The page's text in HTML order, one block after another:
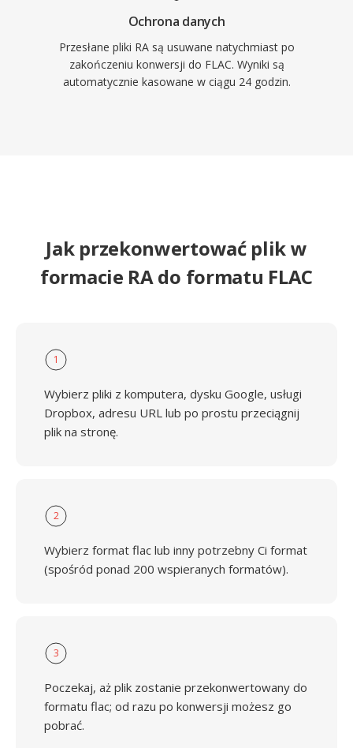
Ochrona danych
Przesłane pliki RA są usuwane natychmiast po
zakończeniu konwersji do FLAC. Wyniki są
automatycznie kasowane w ciągu 24 godzin.
Jak przekonwertować plik w
formacie RA do formatu FLAC
1
Wybierz pliki z komputera, dysku Google, usługi
Dropbox, adresu URL lub po prostu przeciągnij
plik na stronę.
2
Wybierz format flac lub inny potrzebny Ci format
(spośród ponad 200 wspieranych formatów).
3
Poczekaj, aż plik zostanie przekonwertowany do
formatu flac; od razu po konwersji możesz go
pobrać.